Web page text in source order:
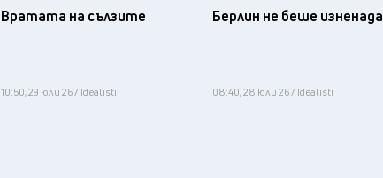
Вратата на сълзите
10:50, 29 юли 26 / Idealisti
Берлин не беше изненада
08:40, 28 юли 26 / Idealisti